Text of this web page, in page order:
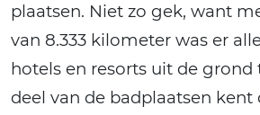
plaatsen. Niet zo gek, want
van 8.333 kilometer was er
hotels en resorts uit de grond
deel van de badplaatsen kent